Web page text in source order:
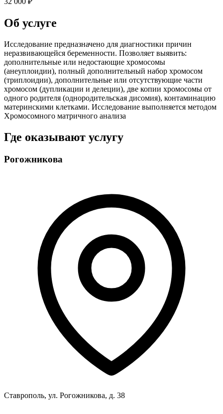
Об услуге
Исследование предназначено для диагностики причин
неразвивающейся беременности. Позволяет выявить:
дополнительные или недостающие хромосомы
(анеуплоидии), полный дополнительный набор хромосом
(триплоидии), дополнительные или отсутствующие части
хромосом (дупликации и делеции), две копии хромосомы от
одного родителя (однородительская дисомия), контаминацию
материнскими клетками. Исследование выполняется методом
Хромосомного матричного анализа
Где оказывают услугу
Рогожникова
Ставрополь, ул. Рогожникова, д. 38